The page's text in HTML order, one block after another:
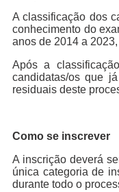
A classificação dos
conhecimento do
anos de 2014 a
Após a
candidatas/os que
residuais deste
Como se inscrever
A inscrição deverá
única categoria de
durante todo o